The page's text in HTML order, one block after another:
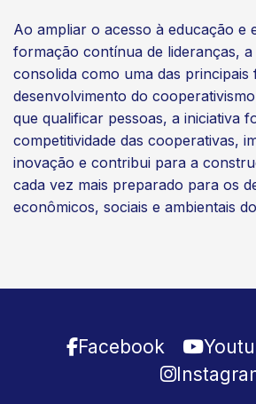
Ao ampliar o acesso à educação e
formação contínua de lideranças, a
consolida como uma das principais
desenvolvimento do
que qualificar pessoas, a iniciativa
competitividade das cooperativas,
inovação e contribui para a
cada vez mais preparado para os
econômicos, sociais e ambientais
Facebook